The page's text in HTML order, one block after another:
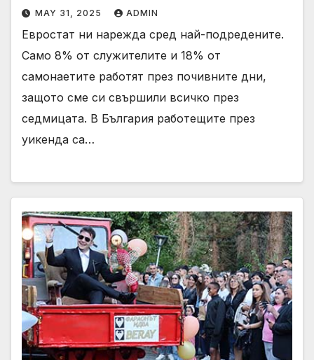
MAY 31, 2025 ADMIN
Евростат ни нарежда сред най-подредените.
Само 8% от служителите и 18% от
самонаетите работят през почивните дни,
защото сме си свършили всичко през
седмицата. В България работещите през
уикенда са…